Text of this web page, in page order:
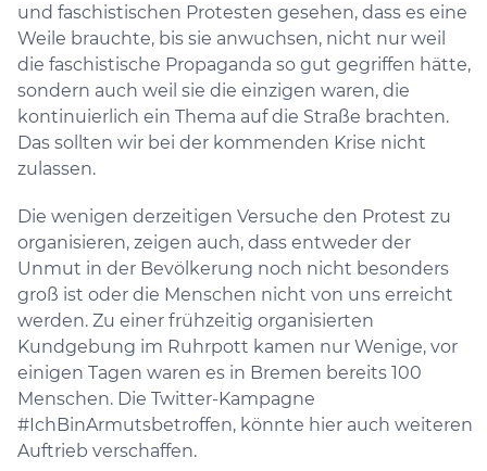
und faschistischen Protesten gesehen, dass es eine
Weile brauchte, bis sie anwuchsen, nicht nur weil
die faschistische Propaganda so gut gegriffen hätte,
sondern auch weil sie die einzigen waren, die
kontinuierlich ein Thema auf die Straße brachten.
Das sollten wir bei der kommenden Krise nicht
zulassen.
Die wenigen derzeitigen Versuche den Protest zu
organisieren, zeigen auch, dass entweder der
Unmut in der Bevölkerung noch nicht besonders
groß ist oder die Menschen nicht von uns erreicht
werden. Zu einer frühzeitig organisierten
Kundgebung im Ruhrpott kamen nur Wenige, vor
einigen Tagen waren es in Bremen bereits 100
Menschen. Die Twitter-Kampagne
#IchBinArmutsbetroffen, könnte hier auch weiteren
Auftrieb verschaffen.